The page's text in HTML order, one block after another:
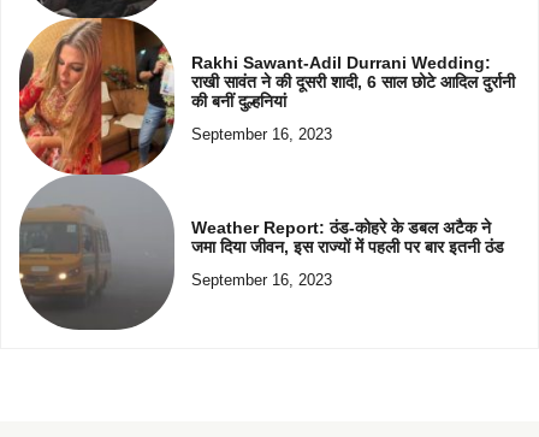
Rakhi Sawant-Adil Durrani Wedding:
राखी सावंत ने की दूसरी शादी, 6 साल छोटे आदिल दुर्रानी
की बनीं दुल्हनियां
September 16, 2023
Weather Report: ठंड-कोहरे के डबल अटैक ने
जमा दिया जीवन, इस राज्यों में पहली पर बार इतनी ठंड
September 16, 2023